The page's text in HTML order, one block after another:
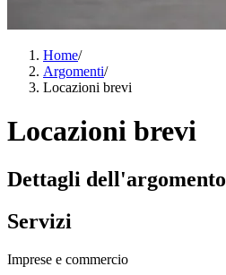
Home/
Argomenti/
Locazioni brevi
Locazioni brevi
Dettagli dell'argomento
Servizi
Imprese e commercio